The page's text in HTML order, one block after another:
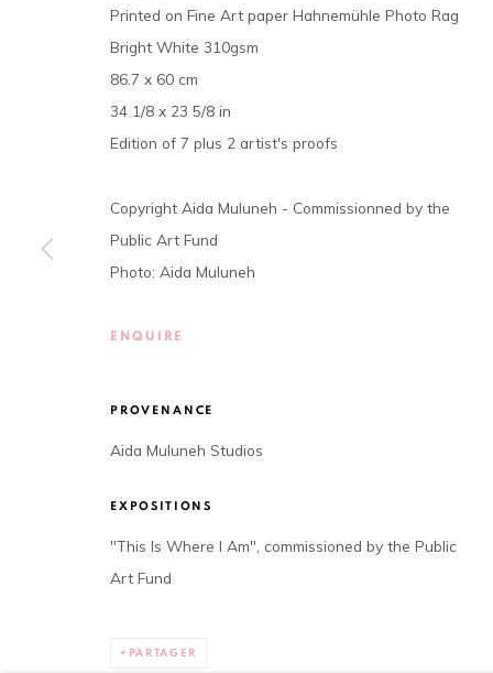
01 BP 2759 - Cocody Mermoz, Rue C 27 (près du
Tel. +225 27 22 54 04 61
contact@louisimoneguirandou.gallery
Le contenu de ce site Internet est protégé par le droit
Privacy Policy Cookie Policy
Printed on Fine Art paper Hahnemühle Photo Rag
Bright White 310gsm
86.7 x 60 cm
34 1/8 x 23 5/8 in
Edition of 7 plus 2 artist's proofs
Copyright Aida Muluneh - Commissionned by the
Public Art Fund
Photo: Aida Muluneh
ENQUIRE
PROVENANCE
Aida Muluneh Studios
EXPOSITIONS
"This Is Where I Am", commissioned by the Public
Art Fund
PARTAGER